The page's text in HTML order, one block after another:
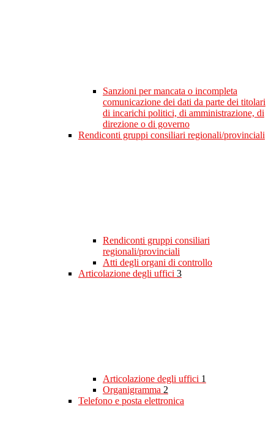
Sanzioni per mancata o incompleta
comunicazione dei dati da parte dei titolari
di incarichi politici, di amministrazione, di
direzione o di governo
Rendiconti gruppi consiliari regionali/provinciali
Rendiconti gruppi consiliari
regionali/provinciali
Atti degli organi di controllo
Articolazione degli uffici 3
Articolazione degli uffici 1
Organigramma 2
Telefono e posta elettronica